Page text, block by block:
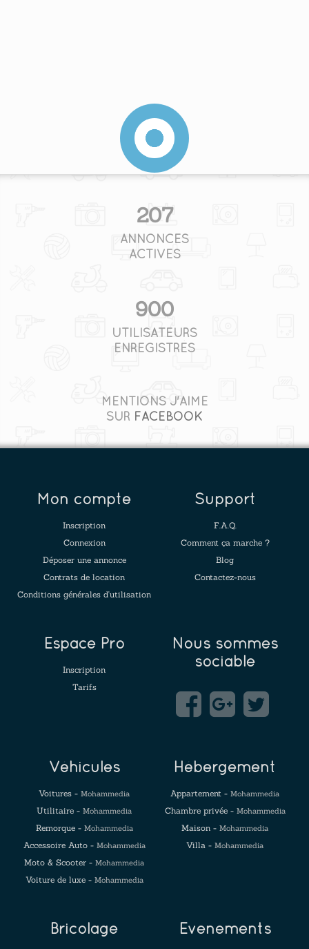
207
ANNONCES
ACTIVES
900
UTILISATEURS
ENREGISTRÉS
MENTIONS J'AIME
SUR FACEBOOK
Mon compte
Inscription
Connexion
Déposer une annonce
Contrats de location
Conditions générales d'utilisation
Support
F.A.Q.
Comment ça marche ?
Blog
Contactez-nous
Espace Pro
Inscription
Tarifs
Nous sommes
sociable
Véhicules
Voitures - Mohammedia
Utilitaire - Mohammedia
Remorque - Mohammedia
Accessoire Auto - Mohammedia
Moto & Scooter - Mohammedia
Voiture de luxe - Mohammedia
Hébergement
Appartement - Mohammedia
Chambre privée - Mohammedia
Maison - Mohammedia
Villa - Mohammedia
Bricolage Evenements